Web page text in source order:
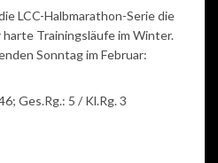
LCC-Halbmarathon-Serie die
Trainingsläufe im Winter.
Sonntag im Februar:
Ges.Rg.: 5 / Kl.Rg. 3